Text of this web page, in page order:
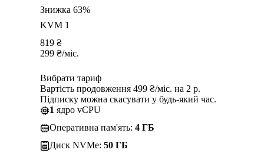
Знижка 63%
KVM 1
819 ₴
299 ₴/міс.
Вибрати тариф
Вартість продовження 499 ₴/міс. на 2 р.
Підписку можна скасувати у будь-який час.
1 ядро vCPU
Оперативна пам'ять: 4 ГБ
Диск NVMe: 50 ГБ